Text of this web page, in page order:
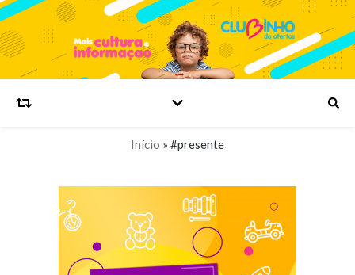
Início » #presente